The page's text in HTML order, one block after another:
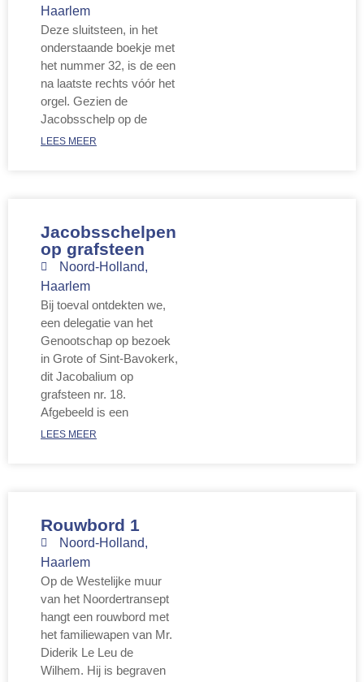
Haarlem
Deze sluitsteen, in het
onderstaande boekje met
het nummer 32, is de een
na laatste rechts vóór het
orgel. Gezien de
Jacobsschelp op de
LEES MEER
Jacobsschelpen
op grafsteen
Noord-Holland,
Haarlem
Bij toeval ontdekten we,
een delegatie van het
Genootschap op bezoek
in Grote of Sint-Bavokerk,
dit Jacobalium op
grafsteen nr. 18.
Afgebeeld is een
LEES MEER
Rouwbord 1
Noord-Holland,
Haarlem
Op de Westelijke muur
van het Noordertransept
hangt een rouwbord met
het familiewapen van Mr.
Diderik Le Leu de
Wilhem. Hij is begraven